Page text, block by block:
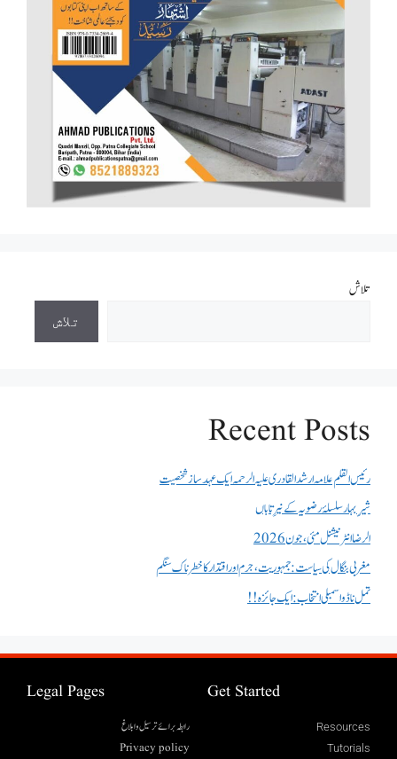
تلاش
تلاش
Recent Posts
رئیس القلم علامہ ارشد القادری علیہ الرحمہ ایک عہد ساز شخصیت
شیرِ بہار سلسلۂ رضویہ کے نیرِ تاباں
الرضا انٹر نیشنل مئی، جون 2026
مغربی بنگال کی سیاست:جمہوریت، جرم اور اقتدار کا خطرناک سنگم
تمل ناڈو اسمبلی انتخاب : ایک جائزہ !!
Get Started
Resources
Tutorials
Legal Pages
رابطہ برائے ترسیل وابلاغ
Privacy policy